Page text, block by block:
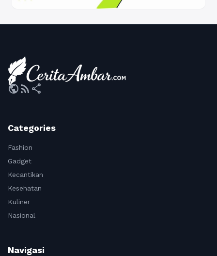
publicrss_feed share
Categories
Fashion
Gadget
Kecantikan
Kesehatan
Kuliner
Nasional
Navigasi